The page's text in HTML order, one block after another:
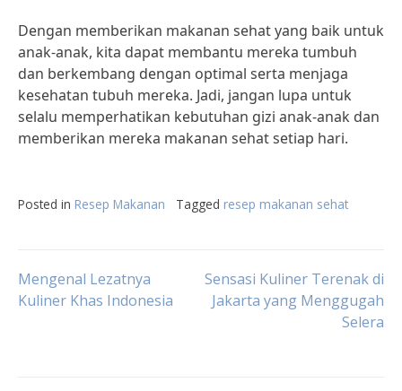
Dengan memberikan makanan sehat yang baik untuk
anak-anak, kita dapat membantu mereka tumbuh
dan berkembang dengan optimal serta menjaga
kesehatan tubuh mereka. Jadi, jangan lupa untuk
selalu memperhatikan kebutuhan gizi anak-anak dan
memberikan mereka makanan sehat setiap hari.
Posted in Resep Makanan Tagged resep makanan sehat
Post
Mengenal Lezatnya
Kuliner Khas Indonesia
Sensasi Kuliner Terenak di
Jakarta yang Menggugah
Selera